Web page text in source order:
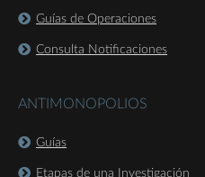
Guías de Operaciones
Consulta Notificaciones
ANTIMONOPOLIOS
Guías
Etapas de una Investigación